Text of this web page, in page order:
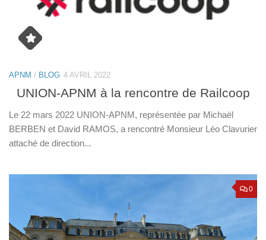
APNM / BLOG 4 AVRIL 2022
UNION-APNM à la rencontre de Railcoop
Le 22 mars 2022 UNION-APNM, représentée par Michaël
BERBEN et David RAMOS, a rencontré Monsieur Léo Clavurier
attaché de direction...
0